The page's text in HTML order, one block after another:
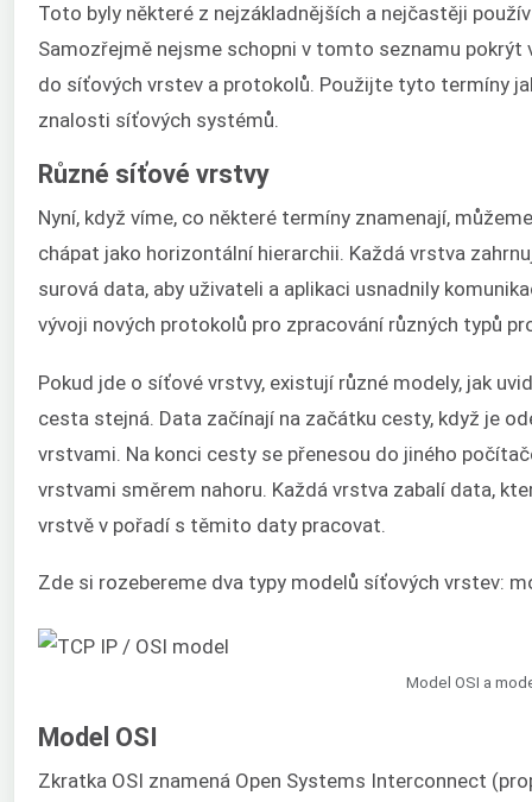
Toto byly některé z nejzákladnějších a nejčastěji
Samozřejmě nejsme schopni v tomto seznamu pokrýt
do síťových vrstev a protokolů. Použijte tyto termíny
znalosti síťových systémů.
Různé síťové vrstvy
Nyní, když víme, co některé termíny znamenají,
chápat jako horizontální hierarchii. Každá vrstva
surová data, aby uživateli a aplikaci usnadnily
vývoji nových protokolů pro zpracování různých typů
Pokud jde o síťové vrstvy, existují různé modely, jak
cesta stejná. Data začínají na začátku cesty, když je
vrstvami. Na konci cesty se přenesou do jiného
vrstvami směrem nahoru. Každá vrstva zabalí data,
vrstvě v pořadí s těmito daty pracovat.
Zde si rozebereme dva typy modelů síťových vrstev:
Model OSI a
Model OSI
Zkratka OSI znamená Open Systems Interconnect